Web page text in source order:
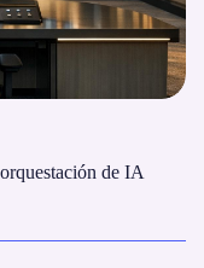
de IA